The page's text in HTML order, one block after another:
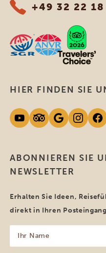
+49 32 22
ABONNIEREN SIE
NEWSLETTER
Erhalten Sie Ideen,
direkt in Ihren
Name
(erforderlich)
HIER FINDEN SIE